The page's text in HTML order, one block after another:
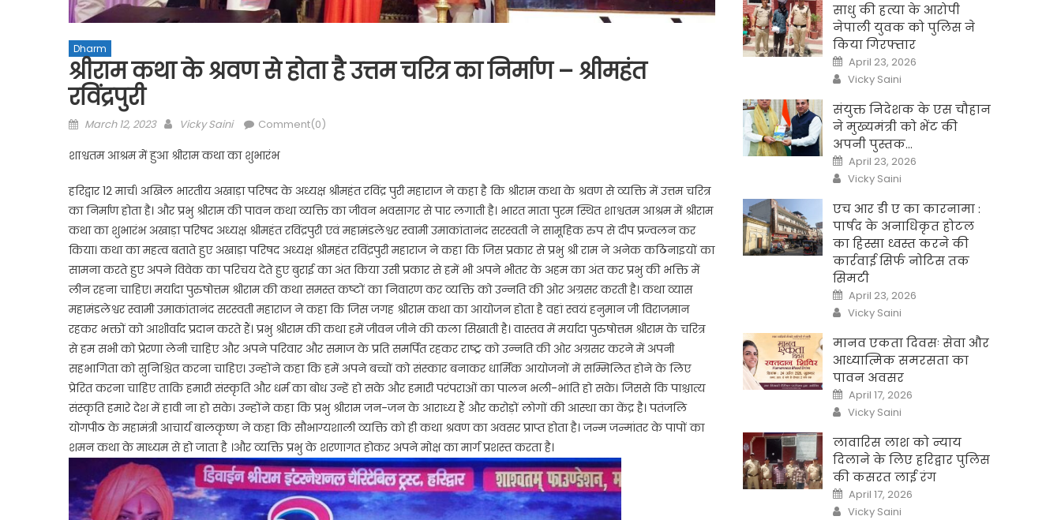
Dharm
श्रीराम कथा के श्रवण से होता है उत्तम चरित्र का निर्माण – श्रीमहंत
रविंद्रपुरी
Posted
March 12, 2023 Author
Vicky Saini Comment(0)
शाश्वतम आश्रम में हुआ श्रीराम कथा का शुभारंभ
हरिद्वार 12 मार्च। अखिल भारतीय अखाड़ा परिषद के अध्यक्ष श्रीमहंत रविंद्र पुरी महाराज ने कहा है कि श्रीराम कथा के श्रवण से व्यक्ति में उत्तम चरित्र
का निर्माण होता है। और प्रभु श्रीराम की पावन कथा व्यक्ति का जीवन भवसागर से पार लगाती है। भारत माता पुरम स्थित शाश्वतम आश्रम में श्रीराम
कथा का शुभारंभ अखाड़ा परिषद अध्यक्ष श्रीमहंत रविंद्रपुरी एवं महामंडलेश्वर स्वामी उमाकांतानंद सरस्वती ने सामूहिक रुप से दीप प्रज्वलन कर
किया। कथा का महत्व बताते हुए अखाड़ा परिषद अध्यक्ष श्रीमहंत रविंद्रपुरी महाराज ने कहा कि जिस प्रकार से प्रभु श्री राम ने अनेक कठिनाइयों का
सामना करते हुए अपने विवेक का परिचय देते हुए बुराई का अंत किया उसी प्रकार से हमें भी अपने भीतर के अहम का अंत कर प्रभु की भक्ति में
लीन रहना चाहिए। मर्यादा पुरुषोत्तम श्रीराम की कथा समस्त कष्टों का निवारण कर व्यक्ति को उन्नति की ओर अग्रसर करती है। कथा व्यास
महामंडलेश्वर स्वामी उमाकांतानंद सरस्वती महाराज ने कहा कि जिस जगह श्रीराम कथा का आयोजन होता है वहां स्वयं हनुमान जी विराजमान
रहकर भक्तों को आशीर्वाद प्रदान करते हैं। प्रभु श्रीराम की कथा हमें जीवन जीने की कला सिखाती है। वास्तव में मर्यादा पुरुषोत्तम श्रीराम के चरित्र
से हम सभी को प्रेरणा लेनी चाहिए और अपने परिवार और समाज के प्रति समर्पित रहकर राष्ट्र को उन्नति की ओर अग्रसर करने में अपनी
सहभागिता को सुनिश्चित करना चाहिए। उन्होंने कहा कि हमें अपने बच्चों को संस्कार बनाकर धार्मिक आयोजनों में सम्मिलित होने के लिए
प्रेरित करना चाहिए ताकि हमारी संस्कृति और धर्म का बोध उन्हें हो सके और हमारी परंपराओं का पालन भली-भांति हो सके। जिससे कि पाश्चात्य
संस्कृति हमारे देश में हावी ना हो सके। उन्होंने कहा कि प्रभु श्रीराम जन-जन के आराध्य हैं और करोड़ों लोगों की आस्था का केंद्र है। पतंजलि
योगपीठ के महामंत्री आचार्य बालकृष्ण ने कहा कि सौभाग्यशाली व्यक्ति को ही कथा श्रवण का अवसर प्राप्त होता है। जन्म जन्मांतर के पापों का
शमन कथा के माध्यम से हो जाता है ।और व्यक्ति प्रभु के शरणागत होकर अपने मोक्ष का मार्ग प्रशस्त करता है।
साधु की हत्या के आरोपी
नेपाली युवक को पुलिस ने
किया गिरफ्तार
Posted
on
April 23, 2026
Author
Vicky Saini
संयुक्त निदेशक के एस चौहान
ने मुख्यमंत्री को भेंट की
अपनी पुस्तक…
Posted
on
April 23, 2026
Author
Vicky Saini
एच आर डी ए का कारनामा :
पार्षद के अनाधिकृत होटल
का हिस्सा ध्वस्त करने की
कार्रवाई सिर्फ नोटिस तक
सिमटी
Posted
on
April 23, 2026
Author
Vicky Saini
मानव एकता दिवसः सेवा और
आध्यात्मिक समरसता का
पावन अवसर
Posted
on
April 17, 2026
Author
Vicky Saini
लावारिस लाश को न्याय
दिलाने के लिए हरिद्वार पुलिस
की कसरत लाई रंग
Posted
on
April 17, 2026
Author
Vicky Saini